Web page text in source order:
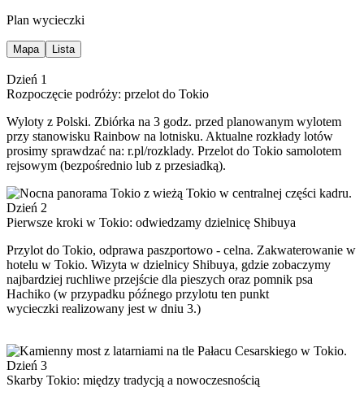
Plan wycieczki
Mapa Lista
Dzień 1
Rozpoczęcie podróży: przelot do Tokio
Wyloty z Polski. Zbiórka na 3 godz. przed planowanym wylotem
przy stanowisku Rainbow na lotnisku. Aktualne rozkłady lotów
prosimy sprawdzać na: r.pl/rozklady. Przelot do Tokio samolotem
rejsowym (bezpośrednio lub z przesiadką).
Dzień 2
Pierwsze kroki w Tokio: odwiedzamy dzielnicę Shibuya
Przylot do Tokio, odprawa paszportowo - celna. Zakwaterowanie w
hotelu w Tokio. Wizyta w dzielnicy Shibuya, gdzie zobaczymy
najbardziej ruchliwe przejście dla pieszych oraz pomnik psa
Hachiko (w przypadku późnego przylotu ten punkt
wycieczki realizowany jest w dniu 3.)
Dzień 3
Skarby Tokio: między tradycją a nowoczesnością